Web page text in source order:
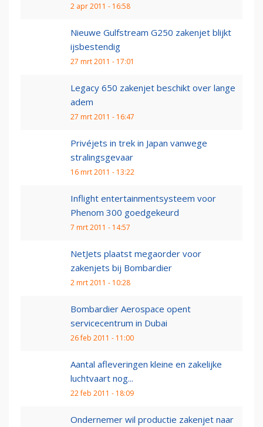
2 apr 2011 - 16:58
Nieuwe Gulfstream G250 zakenjet blijkt
ijsbestendig
27 mrt 2011 - 17:01
Legacy 650 zakenjet beschikt over lange
adem
27 mrt 2011 - 16:47
Privéjets in trek in Japan vanwege
stralingsgevaar
16 mrt 2011 - 13:22
Inflight entertainmentsysteem voor
Phenom 300 goedgekeurd
7 mrt 2011 - 14:57
NetJets plaatst megaorder voor
zakenjets bij Bombardier
2 mrt 2011 - 10:28
Bombardier Aerospace opent
servicecentrum in Dubai
26 feb 2011 - 11:00
Aantal afleveringen kleine en zakelijke
luchtvaart nog...
22 feb 2011 - 18:09
Ondernemer wil productie zakenjet naar